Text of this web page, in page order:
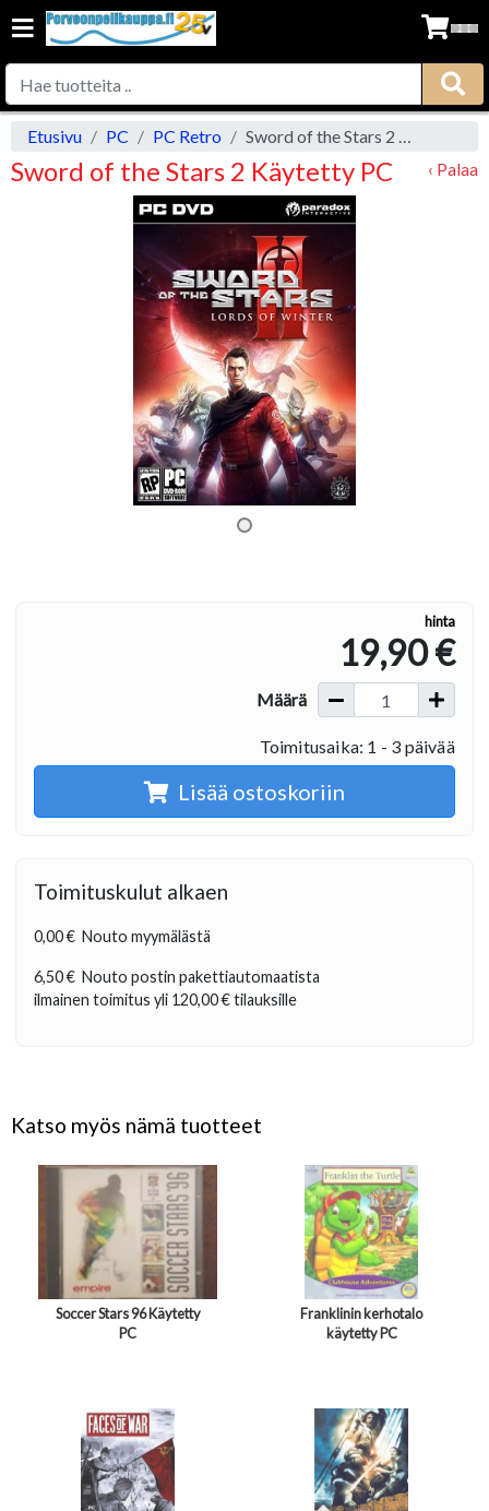
Etusivu PC PC Retro Sword of the Stars 2 Käytetty PC
Sword of the Stars 2 Käytetty PC ‹ Palaa
hinta
19,90 €
Määrä
Toimitusaika: 1 - 3 päivää
Lisää ostoskoriin
Toimituskulut alkaen
0,00 € Nouto myymälästä
6,50 € Nouto postin pakettiautomaatista
ilmainen toimitus yli 120,00 €tilauksille
Katso myös nämä tuotteet
Soccer Stars 96 Käytetty
PC
Franklinin kerhotalo
käytetty PC